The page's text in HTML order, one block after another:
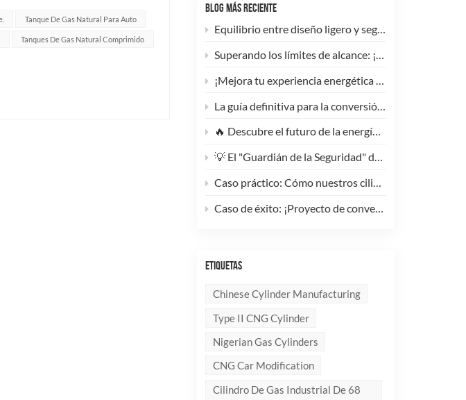
BLOG MÁS RECIENTE
Equilibrio entre diseño ligero y seguridad: cómo los cilindros de GNC tipo 2 de 90 litros potencian las flotas comerciales.
Superando los límites de alcance: ¡Los cilindros de hidrógeno para UAV tipo 4 ya están disponibles para personalización de alta eficiencia!
¡Mejora tu experiencia energética con nuestra bombona de GLP compuesta de 5 kg! 🚀✨
La guía definitiva para la conversión de camiones pesados ​​a GNC: Por qué este cilindro de GNC tipo 1 de 200 litros supone un cambio radical para la reducción de costes de la flota.
🔥 Descubre el futuro de la energía: ¡Conoce la elegante y ultraligera bombona de GLP compuesta de 10 kg!
💡 El "Guardián de la Seguridad" del Gas Industrial y la Supresión de Incendios: Un Análisis en Profundidad de los Cilindros de Gas sin Costura de Acero de Alto Rendimiento
Caso práctico: Cómo nuestros cilindros compuestos de GLP redefinen la seguridad y la imagen de marca para clientes globales.
Caso de éxito: ¡Proyecto de conversión a GNC de un generador de 100 kVA completado con éxito! 🚀
ETIQUETAS
Chinese Cylinder Manufacturing
Type II CNG Cylinder
Nigerian Gas Cylinders
CNG Car Modification
Cilindro De Gas Industrial De 68
Tanque De Gas Natural Para Auto
Tanques De Gas Natural Comprimido